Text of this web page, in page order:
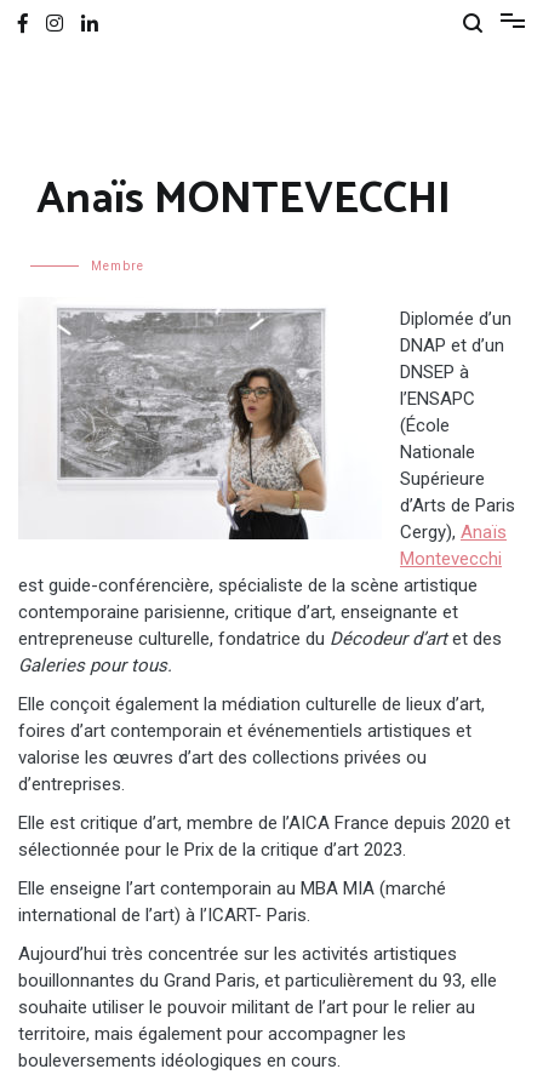
Anaïs MONTEVECCHI
Membre
Diplomée d’un
DNAP et d’un
DNSEP à
l’ENSAPC
(École
Nationale
Supérieure
d’Arts de Paris
Cergy), Anaïs
Montevecchi
est guide-conférencière, spécialiste de la scène artistique
contemporaine parisienne, critique d’art, enseignante et
entrepreneuse culturelle, fondatrice du Décodeur d’artet des
Galeries pour tous.
Elle conçoit également la médiation culturelle de lieux d’art,
foires d’art contemporain et événementiels artistiques et
valorise les œuvres d’art des collections privées ou
d’entreprises.
Elle est critique d’art, membre de l’AICA France depuis 2020 et
sélectionnée pour le Prix de la critique d’art 2023.
Elle enseigne l’art contemporain au MBA MIA (marché
international de l’art) à l’ICART- Paris.
Aujourd’hui très concentrée sur les activités artistiques
bouillonnantes du Grand Paris, et particulièrement du 93, elle
souhaite utiliser le pouvoir militant de l’art pour le relier au
territoire, mais également pour accompagner les
bouleversements idéologiques en cours.